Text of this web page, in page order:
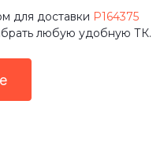
для доставки P164375
любую удобную ТК.